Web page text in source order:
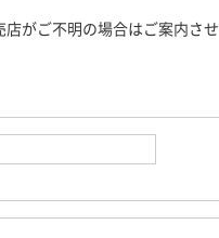
がご不明の場合はご案内させ